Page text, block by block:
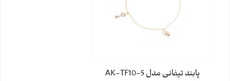
پابند تیفانی مدل AK-TF10-5